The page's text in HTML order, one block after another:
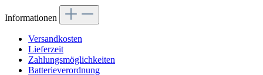
Informationen
Versandkosten
Lieferzeit
Zahlungsmöglichkeiten
Batterieverordnung